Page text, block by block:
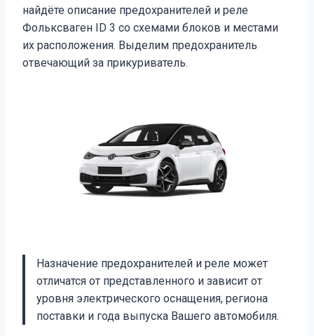
найдёте описание предохранителей и реле
Фольксваген ID 3 со схемами блоков и местами
их расположения. Выделим предохранитель
отвечающий за прикуриватель.
Назначение предохранителей и реле может
отличатся от представленного и зависит от
уровня электрического оснащения, региона
поставки и года выпуска Вашего автомобиля.